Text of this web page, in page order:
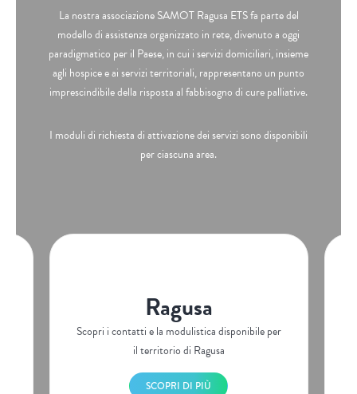
La nostra associazione SAMOT Ragusa ETS fa parte del
modello di assistenza organizzato in rete, divenuto a oggi
paradigmatico per il Paese, in cui i servizi domiciliari, insieme
agli hospice e ai servizi territoriali, rappresentano un punto
imprescindibile della risposta al fabbisogno di cure palliative.
I moduli di richiesta di attivazione dei servizi sono disponibili
per ciascuna area.
Ragusa
Scopri i contatti e la modulistica disponibile per
il territorio di Ragusa
SCOPRI DI PIÙ